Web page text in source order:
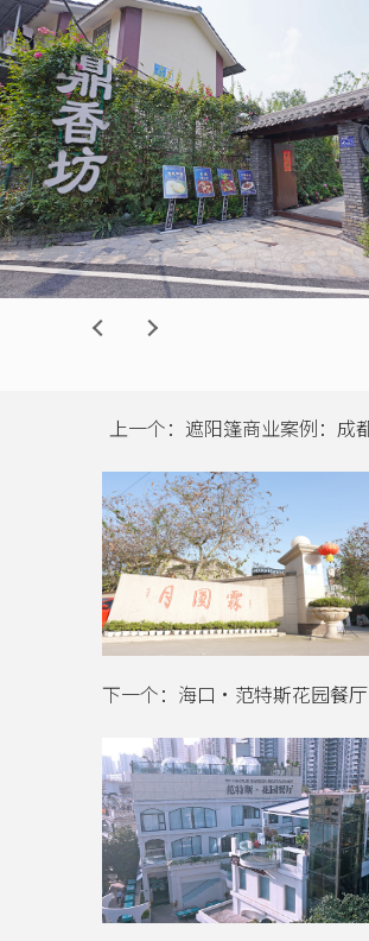
下一个：海口•范特斯花园餐厅